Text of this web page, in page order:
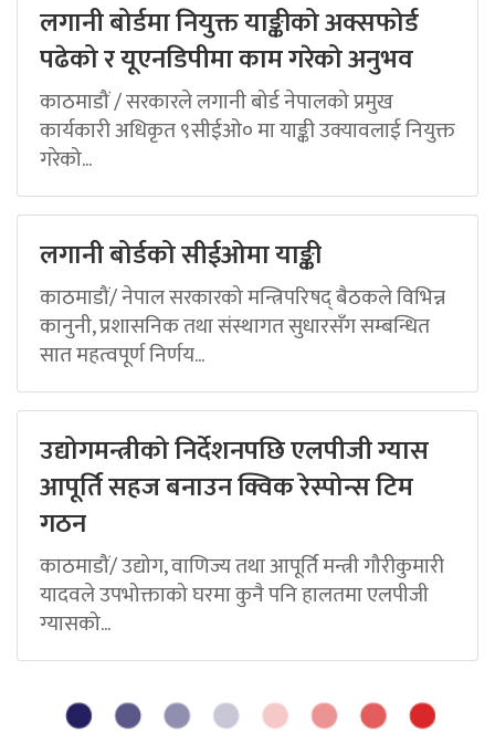
लगानी बोर्डमा नियुक्त याङ्कीको अक्सफोर्ड
पढेको र यूएनडिपीमा काम गरेको अनुभव
काठमाडौं / सरकारले लगानी बोर्ड नेपालको प्रमुख
कार्यकारी अधिकृत ९सीईओ० मा याङ्की उक्यावलाई नियुक्त
गरेको...
लगानी बोर्डको सीईओमा याङ्की
काठमाडौं/ नेपाल सरकारको मन्त्रिपरिषद् बैठकले विभिन्न
कानुनी, प्रशासनिक तथा संस्थागत सुधारसँग सम्बन्धित
सात महत्वपूर्ण निर्णय...
उद्योगमन्त्रीको निर्देशनपछि एलपीजी ग्यास
आपूर्ति सहज बनाउन क्विक रेस्पोन्स टिम
गठन
काठमाडौं/ उद्योग, वाणिज्य तथा आपूर्ति मन्त्री गौरीकुमारी
यादवले उपभोक्ताको घरमा कुनै पनि हालतमा एलपीजी
ग्यासको...